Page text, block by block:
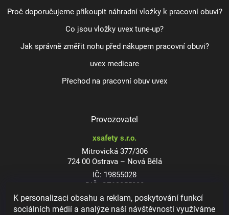
K personalizaci obsahu a reklam, poskytování funkcí
sociálních médií a analýze naší návštěvnosti využíváme
Proč doporučujeme přikoupit náhradní vložky k pracovní obuvi?
Co jsou vložky uvex tune-up?
Jak správně změřit nohu před nákupem pracovní obuvi?
uvex medicare
Přechod na pracovní obuv uvex
Provozovatel
xsafety s.r.o.
Mitrovická 377/306
724 00 Ostrava – Nová Bělá
IČ: 19855028
DIČ: CZ19855028